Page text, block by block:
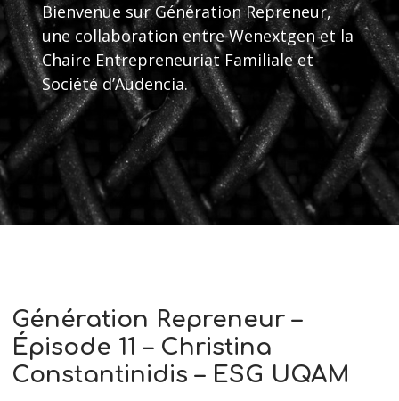
Bienvenue sur Génération Repreneur,
une collaboration entre Wenextgen et la
Chaire Entrepreneuriat Familiale et
Société d’Audencia.
Génération Repreneur –
Épisode 11 – Christina
Constantinidis – ESG UQAM